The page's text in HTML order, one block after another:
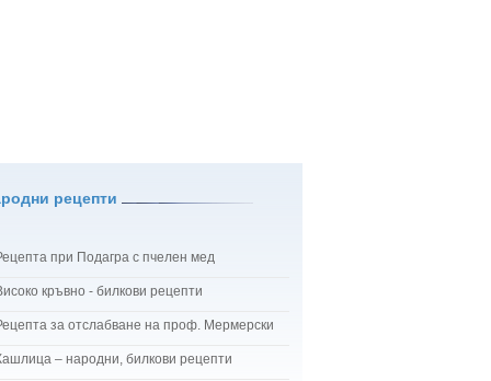
рецепти
при Подагра с пчелен мед
кръвно - билкови рецепти
за отслабване на проф. Мермерски
– народни, билкови рецепти